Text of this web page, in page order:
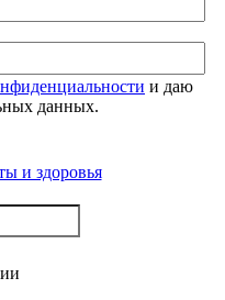
и даю
данных.
и здоровья